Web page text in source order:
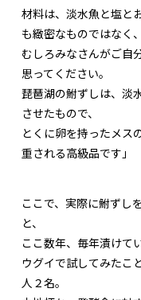
材料は、淡水魚と塩と
も緻密なものではなく、
むしろみなさんがご自
思ってください。
琵琶湖の鮒ずしは、淡
させたもので、
とくに卵を持ったメス
重される高級品です」
ここで、実際に鮒ずし
と、
ここ数年、毎年漬けて
ウグイで試してみたこ
人２名。